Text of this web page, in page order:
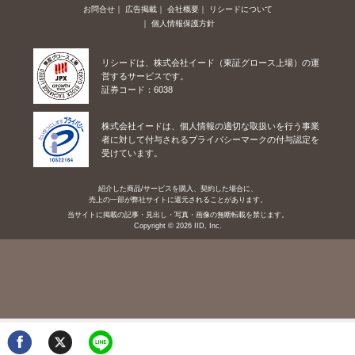
お問合せ 広告掲載 会社概要
リシードについて
個人情報保護方針
リシードは、株式会社イード（東証グロース上場）の運
営するサービスです。
証券コード：6038
株式会社イードは、個人情報の適切な取扱いを行う事業
者に対して付与されるプライバシーマークの付与認定を
受けています。
紹介した商品/サービスを購入、契約した場合に、
売上の一部が弊社サイトに還元されることがあります。
当サイトに掲載の記事・見出し・写真・画像の無断転載を禁じます。
Copyright © 2026 IID, Inc.